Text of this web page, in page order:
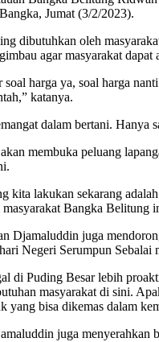
Jumat (3/2/2023).
dibutuhkan oleh
agar masyarakat dapat
harga ya, soal harga
katanya.
dalam bertani.
membuka peluang
kita lakukan sekarang
Bangka
Djamaluddin juga
Negeri Serumpun Sebalai
di Puding Besar lebih
masyarakat di sini.
bisa dikemas dalam
juga